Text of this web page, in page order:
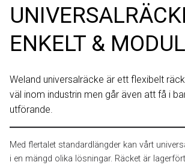
ENKELT &
Weland universalräcke är ett flexibelt
väl inom industrin men går även att få i
utförande.
Med flertalet standardlängder kan vårt
i en mängd olika lösningar. Räcket är